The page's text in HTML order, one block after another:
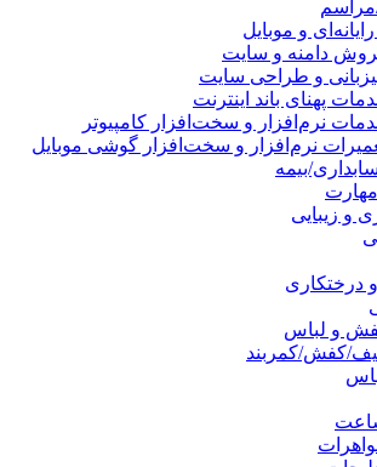
مراسم
و موبایل
دامنه و سایت
و طراحی سایت
پهنای باند اینترنت
نرم‌افزار و سخت‌افزار کامپیوتر
نرم‌افزار و سخت‌افزار گوشی موبایل
بیمه
و زیبایی
و درختکاری
و لباس
کفش/کمربند